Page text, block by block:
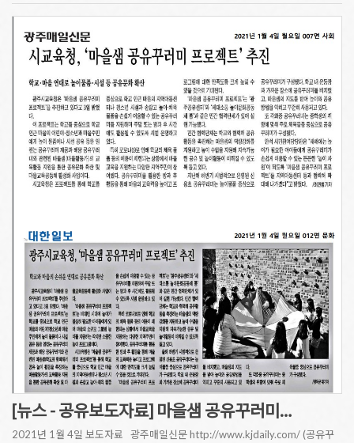
[뉴스 - 공유보도자료] 마을샘 공유꾸러미…
2021년 1월 4일 보도자료 광주매일신문 http://www.kjdaily.com/ (공유꾸